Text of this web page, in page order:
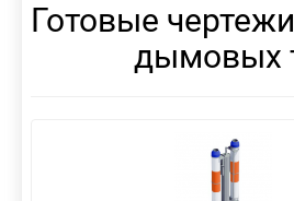
Готовые
дымовых